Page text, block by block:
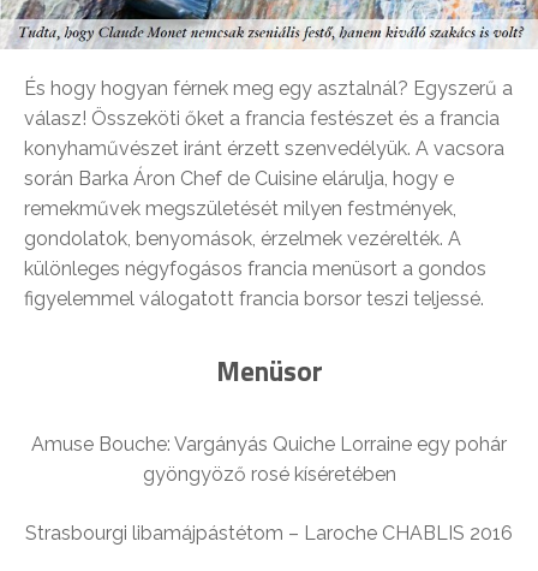
És hogy hogyan férnek meg egy asztalnál? Egyszerű a
válasz! Összeköti őket a francia festészet és a francia
konyhaművészet iránt érzett szenvedélyük. A vacsora
során Barka Áron Chef de Cuisine elárulja, hogy e
remekművek megszületését milyen festmények,
gondolatok, benyomások, érzelmek vezérelték. A
különleges négyfogásos francia menüsort a gondos
figyelemmel válogatott francia borsor teszi teljessé.
Menüsor
Amuse Bouche: Vargányás Quiche Lorraine egy pohár
gyöngyöző rosé kíséretében
Strasbourgi libamájpástétom – Laroche CHABLIS 2016